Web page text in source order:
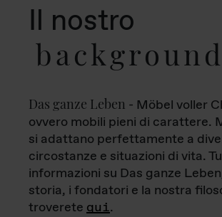
Il nostro
background
Das ganze Leben - Möbel voller
ovvero mobili pieni di carattere.
si adattano perfettamente a
circostanze e situazioni di vita.
informazioni su Das ganze
storia, i fondatori e la nostra
troverete qui.